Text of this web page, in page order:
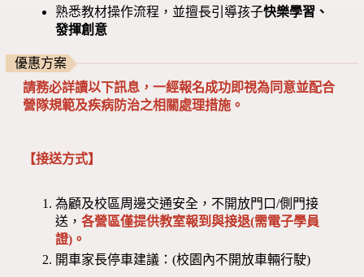
熟悉教材操作流程，並擅長引導孩子快樂學習、
發揮創意
優惠方案
請務必詳讀以下訊息，一經報名成功即視為同意並配合
營隊規範及疾病防治之相關處理措施。
【接送方式】
為顧及校區周邊交通安全，不開放門口/側門接
送，各營區僅提供教室報到與接退(需電子學員
證)。
開車家長停車建議：(校園內不開放車輛行駛)